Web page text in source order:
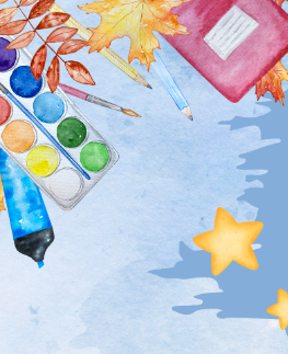
跳
到
主
要
內
容
區